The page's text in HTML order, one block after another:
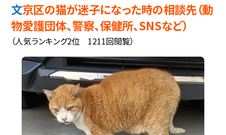
文京区の猫が迷子になった時の相談先（動
物愛護団体、警察、保健所、SNSなど）
（人気ランキング2位 1211回閲覧）